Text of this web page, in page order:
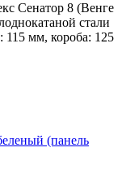
Сенатор 8 (Венге
стали
115 мм, короба: 125